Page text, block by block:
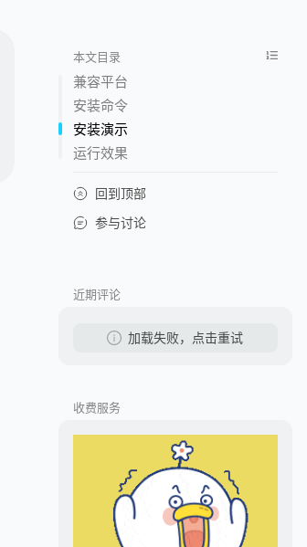
本文目录
兼容平台
安装命令
安装演示
运行效果
回到顶部
参与讨论
近期评论
加载失败，点击重试
收费服务